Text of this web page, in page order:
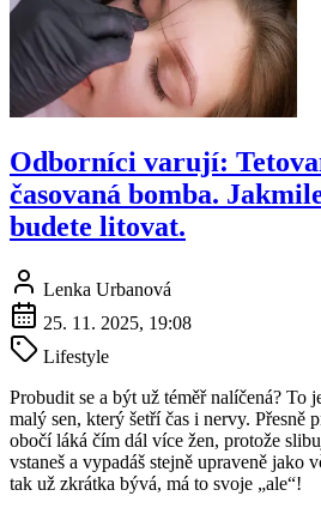
Odborníci varují:
časovaná bomba.
budete litovat.
Lenka Urbanová
25. 11. 2025, 19:08
Lifestyle
Probudit se a být už téměř nalíčená? To
malý sen, který šetří čas i nervy. Přesně
obočí láká čím dál více žen, protože
vstaneš a vypadáš stejně upraveně jako
tak už zkrátka bývá, má to svoje „ale“!